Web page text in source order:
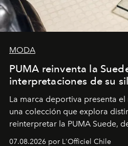
MODA
PUMA reinventa la
interpretaciones de su
La marca deportiva presenta el
una colección que explora
reinterpretar la PUMA Suede,
deportiva hasta una mirada
07.08.2026 por L'Officiel Chile